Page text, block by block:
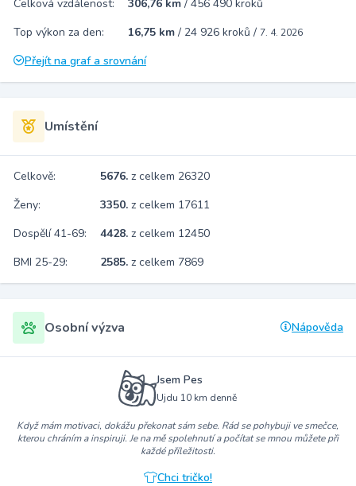
Celková vzdálenost:
306,76 km / 456 490 kroků
Top výkon za den:
16,75 km / 24 926 kroků / 7. 4. 2026
Přejít na graf a srovnání
Umístění
Celkově: 5676. z celkem 26320
Ženy:
3350. z celkem 17611
Dospělí 41-69:
4428. z celkem 12450
BMI 25-29:
2585. z celkem 7869
Osobní výzva Nápověda
Jsem Pes
Ujdu 10 km denně
Když mám motivaci, dokážu překonat sám sebe. Rád se pohybuji ve smečce,
kterou chráním a inspiruji. Je na mě spolehnutí a počítat se mnou můžete při
každé příležitosti.
Chci tričko!